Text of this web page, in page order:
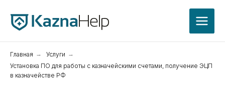
Главная → Услуги →
Установка ПО для работы с казначейскими счетами, получение ЭЦП
в казначействе РФ